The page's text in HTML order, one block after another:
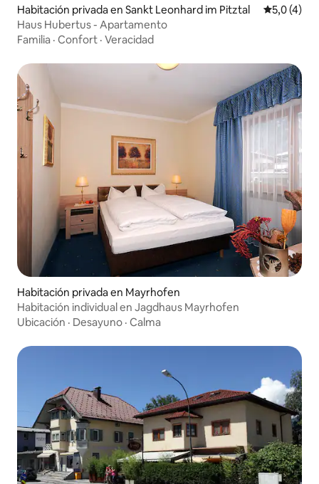
Habitación privada en Sankt Leonhard im Pitztal
5,0 (4)
Haus Hubertus - Apartamento
Familia · Confort · Veracidad
Habitación privada en Mayrhofen
Habitación individual en Jagdhaus Mayrhofen
Ubicación · Desayuno · Calma